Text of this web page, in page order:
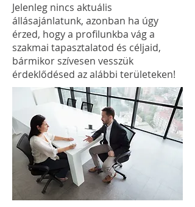
Jelenleg nincs aktuális
állásajánlatunk, azonban ha úgy
érzed, hogy a profilunkba vág a
szakmai tapasztalatod és céljaid,
bármikor szívesen vesszük
érdeklődésed az alábbi területeken!